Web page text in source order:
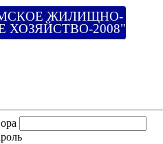
ЖИЛИЩНО-
2008"